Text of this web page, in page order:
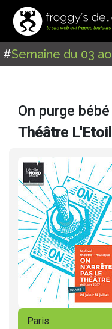
#Semaine du 03
On purge bébé
Théâtre
Paris